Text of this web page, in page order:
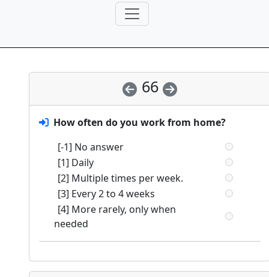
66
How often do you work from home?
[-1] No answer
[1] Daily
[2] Multiple times per week.
[3] Every 2 to 4 weeks
[4] More rarely, only when
needed